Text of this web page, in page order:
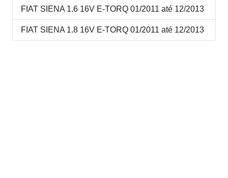
FIAT SIENA 1.6 16V E-TORQ 01/2011 até 12/2013
FIAT SIENA 1.8 16V E-TORQ 01/2011 até 12/2013